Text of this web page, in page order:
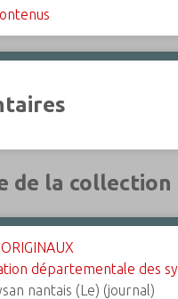
de la collection
départementale des
nantais (Le) (journal)